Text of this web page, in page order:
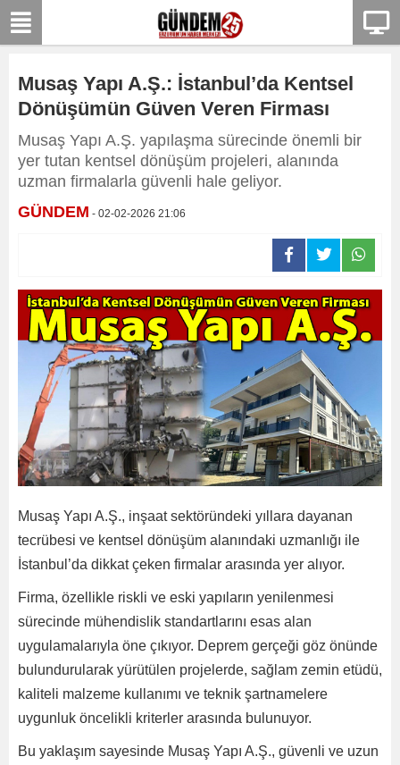
Musaş Yapı A.Ş.: İstanbul’da Kentsel
Dönüşümün Güven Veren Firması
Musaş Yapı A.Ş. yapılaşma sürecinde önemli bir
yer tutan kentsel dönüşüm projeleri, alanında
uzman firmalarla güvenli hale geliyor.
GÜNDEM - 02-02-2026 21:06
Musaş Yapı A.Ş., inşaat sektöründeki yıllara dayanan
tecrübesi ve kentsel dönüşüm alanındaki uzmanlığı ile
İstanbul’da dikkat çeken firmalar arasında yer alıyor.
Firma, özellikle riskli ve eski yapıların yenilenmesi
sürecinde mühendislik standartlarını esas alan
uygulamalarıyla öne çıkıyor. Deprem gerçeği göz önünde
bulundurularak yürütülen projelerde, sağlam zemin etüdü,
kaliteli malzeme kullanımı ve teknik şartnamelere
uygunluk öncelikli kriterler arasında bulunuyor.
Bu yaklaşım sayesinde Musaş Yapı A.Ş., güvenli ve uzun